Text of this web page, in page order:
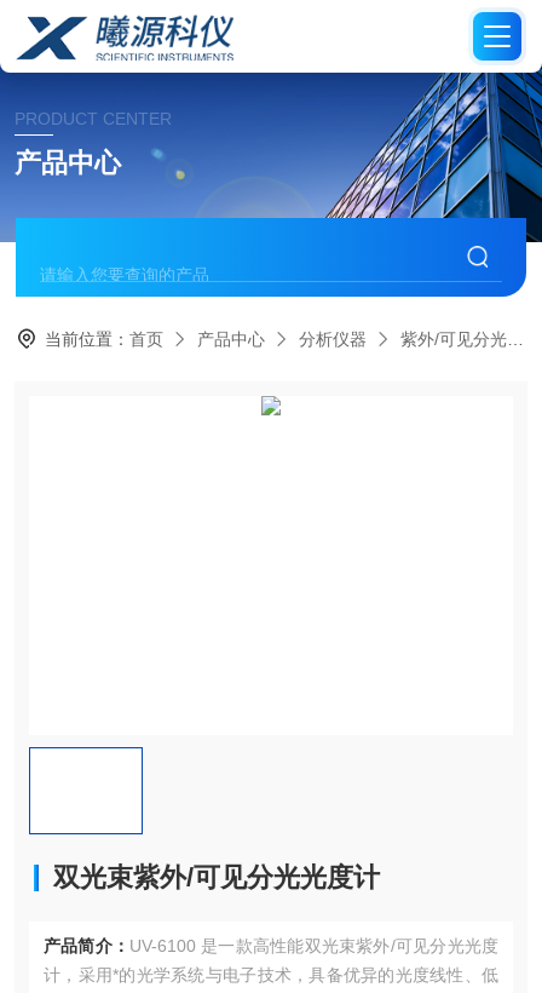
PRODUCT CENTER
产品中心
当前位置：首页 产品中心 分析仪器 紫外/可见分光光度计
双光束紫外/可见分光光度计
产品简介： UV-6100 是一款高性能双光束紫外/可见分光光度
计，采用*的光学系统与电子技术，具备优异的光度线性、低